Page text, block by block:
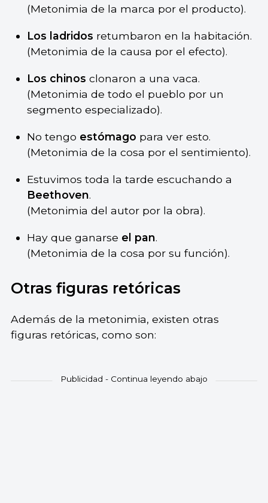
(Metonimia de la marca por el producto).
Los ladridos retumbaron en la habitación.
(Metonimia de la causa por el efecto).
Los chinos clonaron a una vaca.
(Metonimia de todo el pueblo por un
segmento especializado).
No tengo estómago para ver esto.
(Metonimia de la cosa por el sentimiento).
Estuvimos toda la tarde escuchando a
Beethoven.
(Metonimia del autor por la obra).
Hay que ganarse el pan.
(Metonimia de la cosa por su función).
Otras figuras retóricas
Además de la metonimia, existen otras
figuras retóricas, como son: